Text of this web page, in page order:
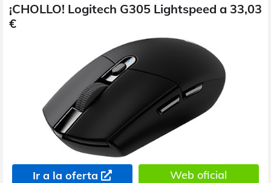
¡CHOLLO! Logitech G305 Lightspeed a 33,03
€
Ir a la oferta Web oficial